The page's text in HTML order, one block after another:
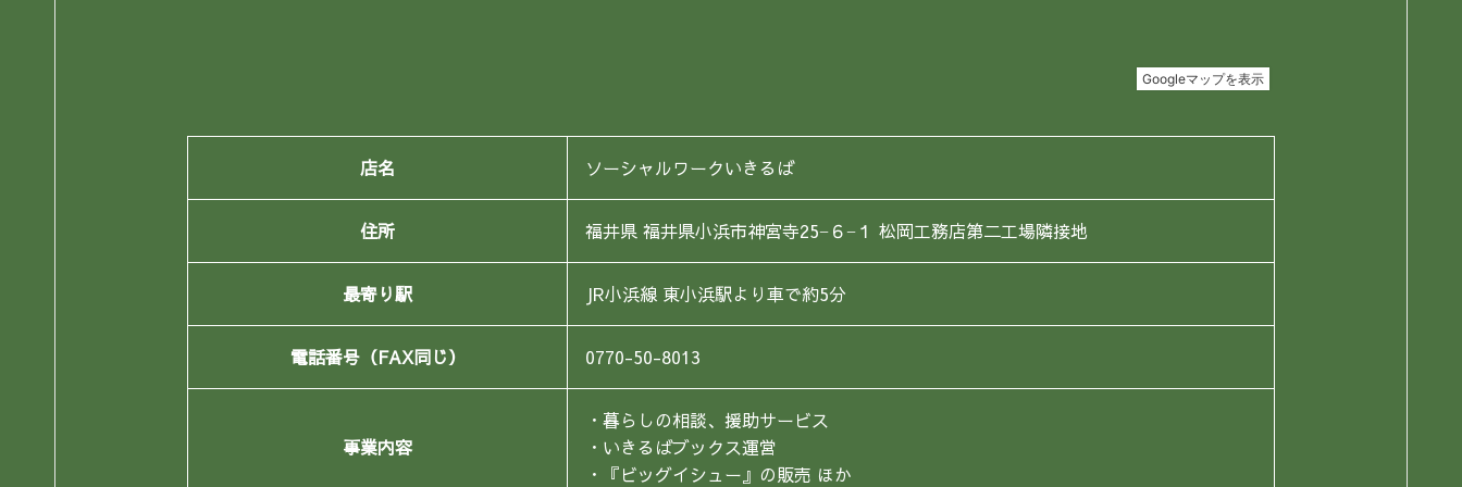
店名 ソーシャルワークいきるば
住所 福井県 福井県小浜市神宮寺25−６−１ 松岡工務店第二工場隣接地
最寄り駅 JR小浜線 東小浜駅より車で約5分
電話番号（FAX同じ） 0770-50-8013
事業内容
・暮らしの相談、援助サービス
・いきるばブックス運営
・『ビッグイシュー』の販売 ほか